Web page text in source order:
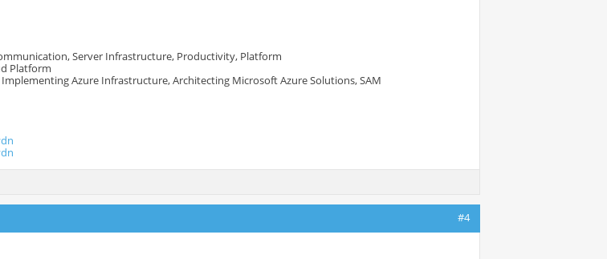
Server Infrastructure, Productivity, Platform
Platform
Azure Infrastructure, Architecting Microsoft Azure Solutions, SAM
#4